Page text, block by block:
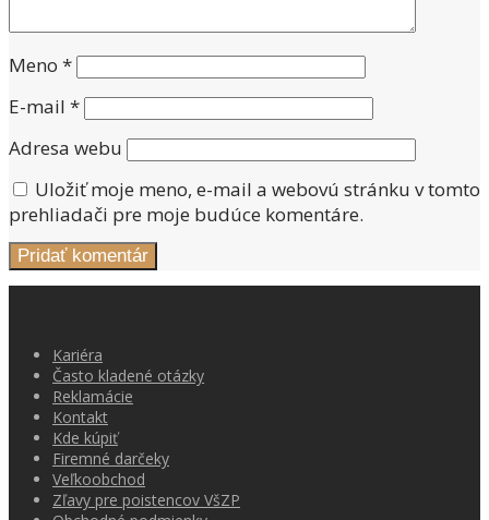
Meno *
E-mail *
Adresa webu
Uložiť moje meno, e-mail a webovú stránku v tomto
prehliadači pre moje budúce komentáre.
Kariéra
Často kladené otázky
Reklamácie
Kontakt
Kde kúpiť
Firemné darčeky
Veľkoobchod
Zľavy pre poistencov VšZP